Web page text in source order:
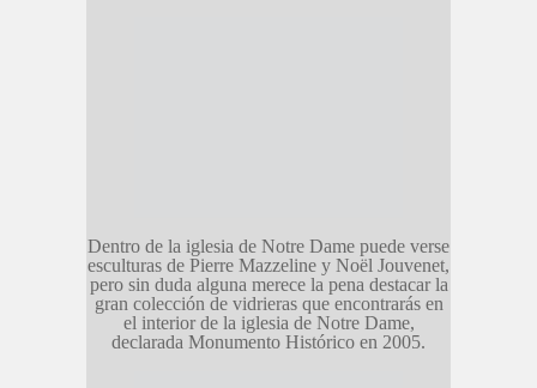
Dentro de la iglesia de Notre Dame puede verse
esculturas de Pierre Mazzeline y Noël Jouvenet,
pero sin duda alguna merece la pena destacar la
gran colección de vidrieras que encontrarás en
el interior de la iglesia de Notre Dame,
declarada Monumento Histórico en 2005.